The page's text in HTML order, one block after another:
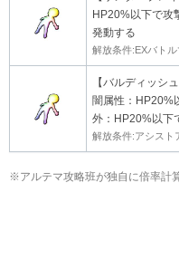
HP20%以下で攻
発動する
解放条件:EXバトル
【バルディッシュ
闇属性：HP20%
外：HP20%以下
解放条件:アシスト
※アルテマ攻略班が独自に倍率計